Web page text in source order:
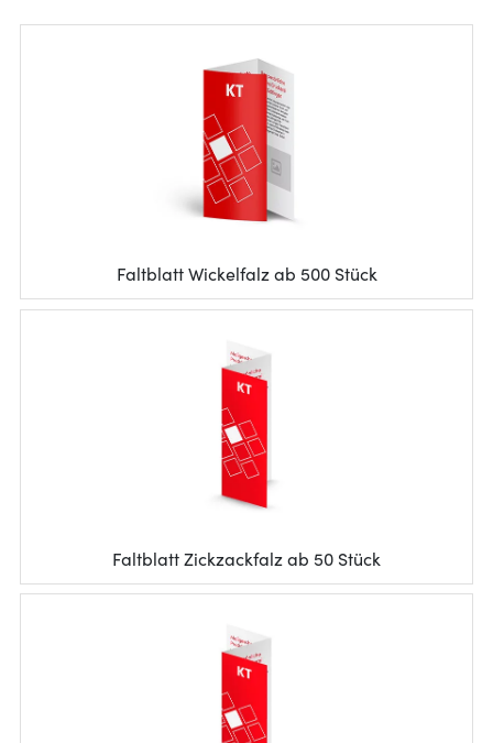
Faltblatt Wickelfalz ab 500 Stück
Faltblatt Zickzackfalz ab 50 Stück